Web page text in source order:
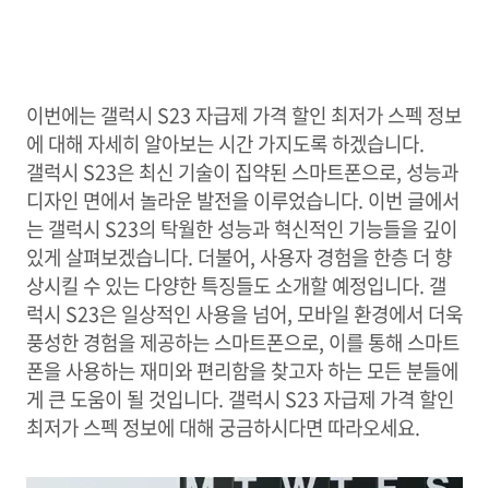
이번에는 갤럭시 S23 자급제 가격 할인 최저가 스펙 정보
에 대해 자세히 알아보는 시간 가지도록 하겠습니다.
갤럭시 S23은 최신 기술이 집약된 스마트폰으로, 성능과
디자인 면에서 놀라운 발전을 이루었습니다. 이번 글에서
는 갤럭시 S23의 탁월한 성능과 혁신적인 기능들을 깊이
있게 살펴보겠습니다. 더불어, 사용자 경험을 한층 더 향
상시킬 수 있는 다양한 특징들도 소개할 예정입니다. 갤
럭시 S23은 일상적인 사용을 넘어, 모바일 환경에서 더욱
풍성한 경험을 제공하는 스마트폰으로, 이를 통해 스마트
폰을 사용하는 재미와 편리함을 찾고자 하는 모든 분들에
게 큰 도움이 될 것입니다. 갤럭시 S23 자급제 가격 할인
최저가 스펙 정보에 대해 궁금하시다면 따라오세요.